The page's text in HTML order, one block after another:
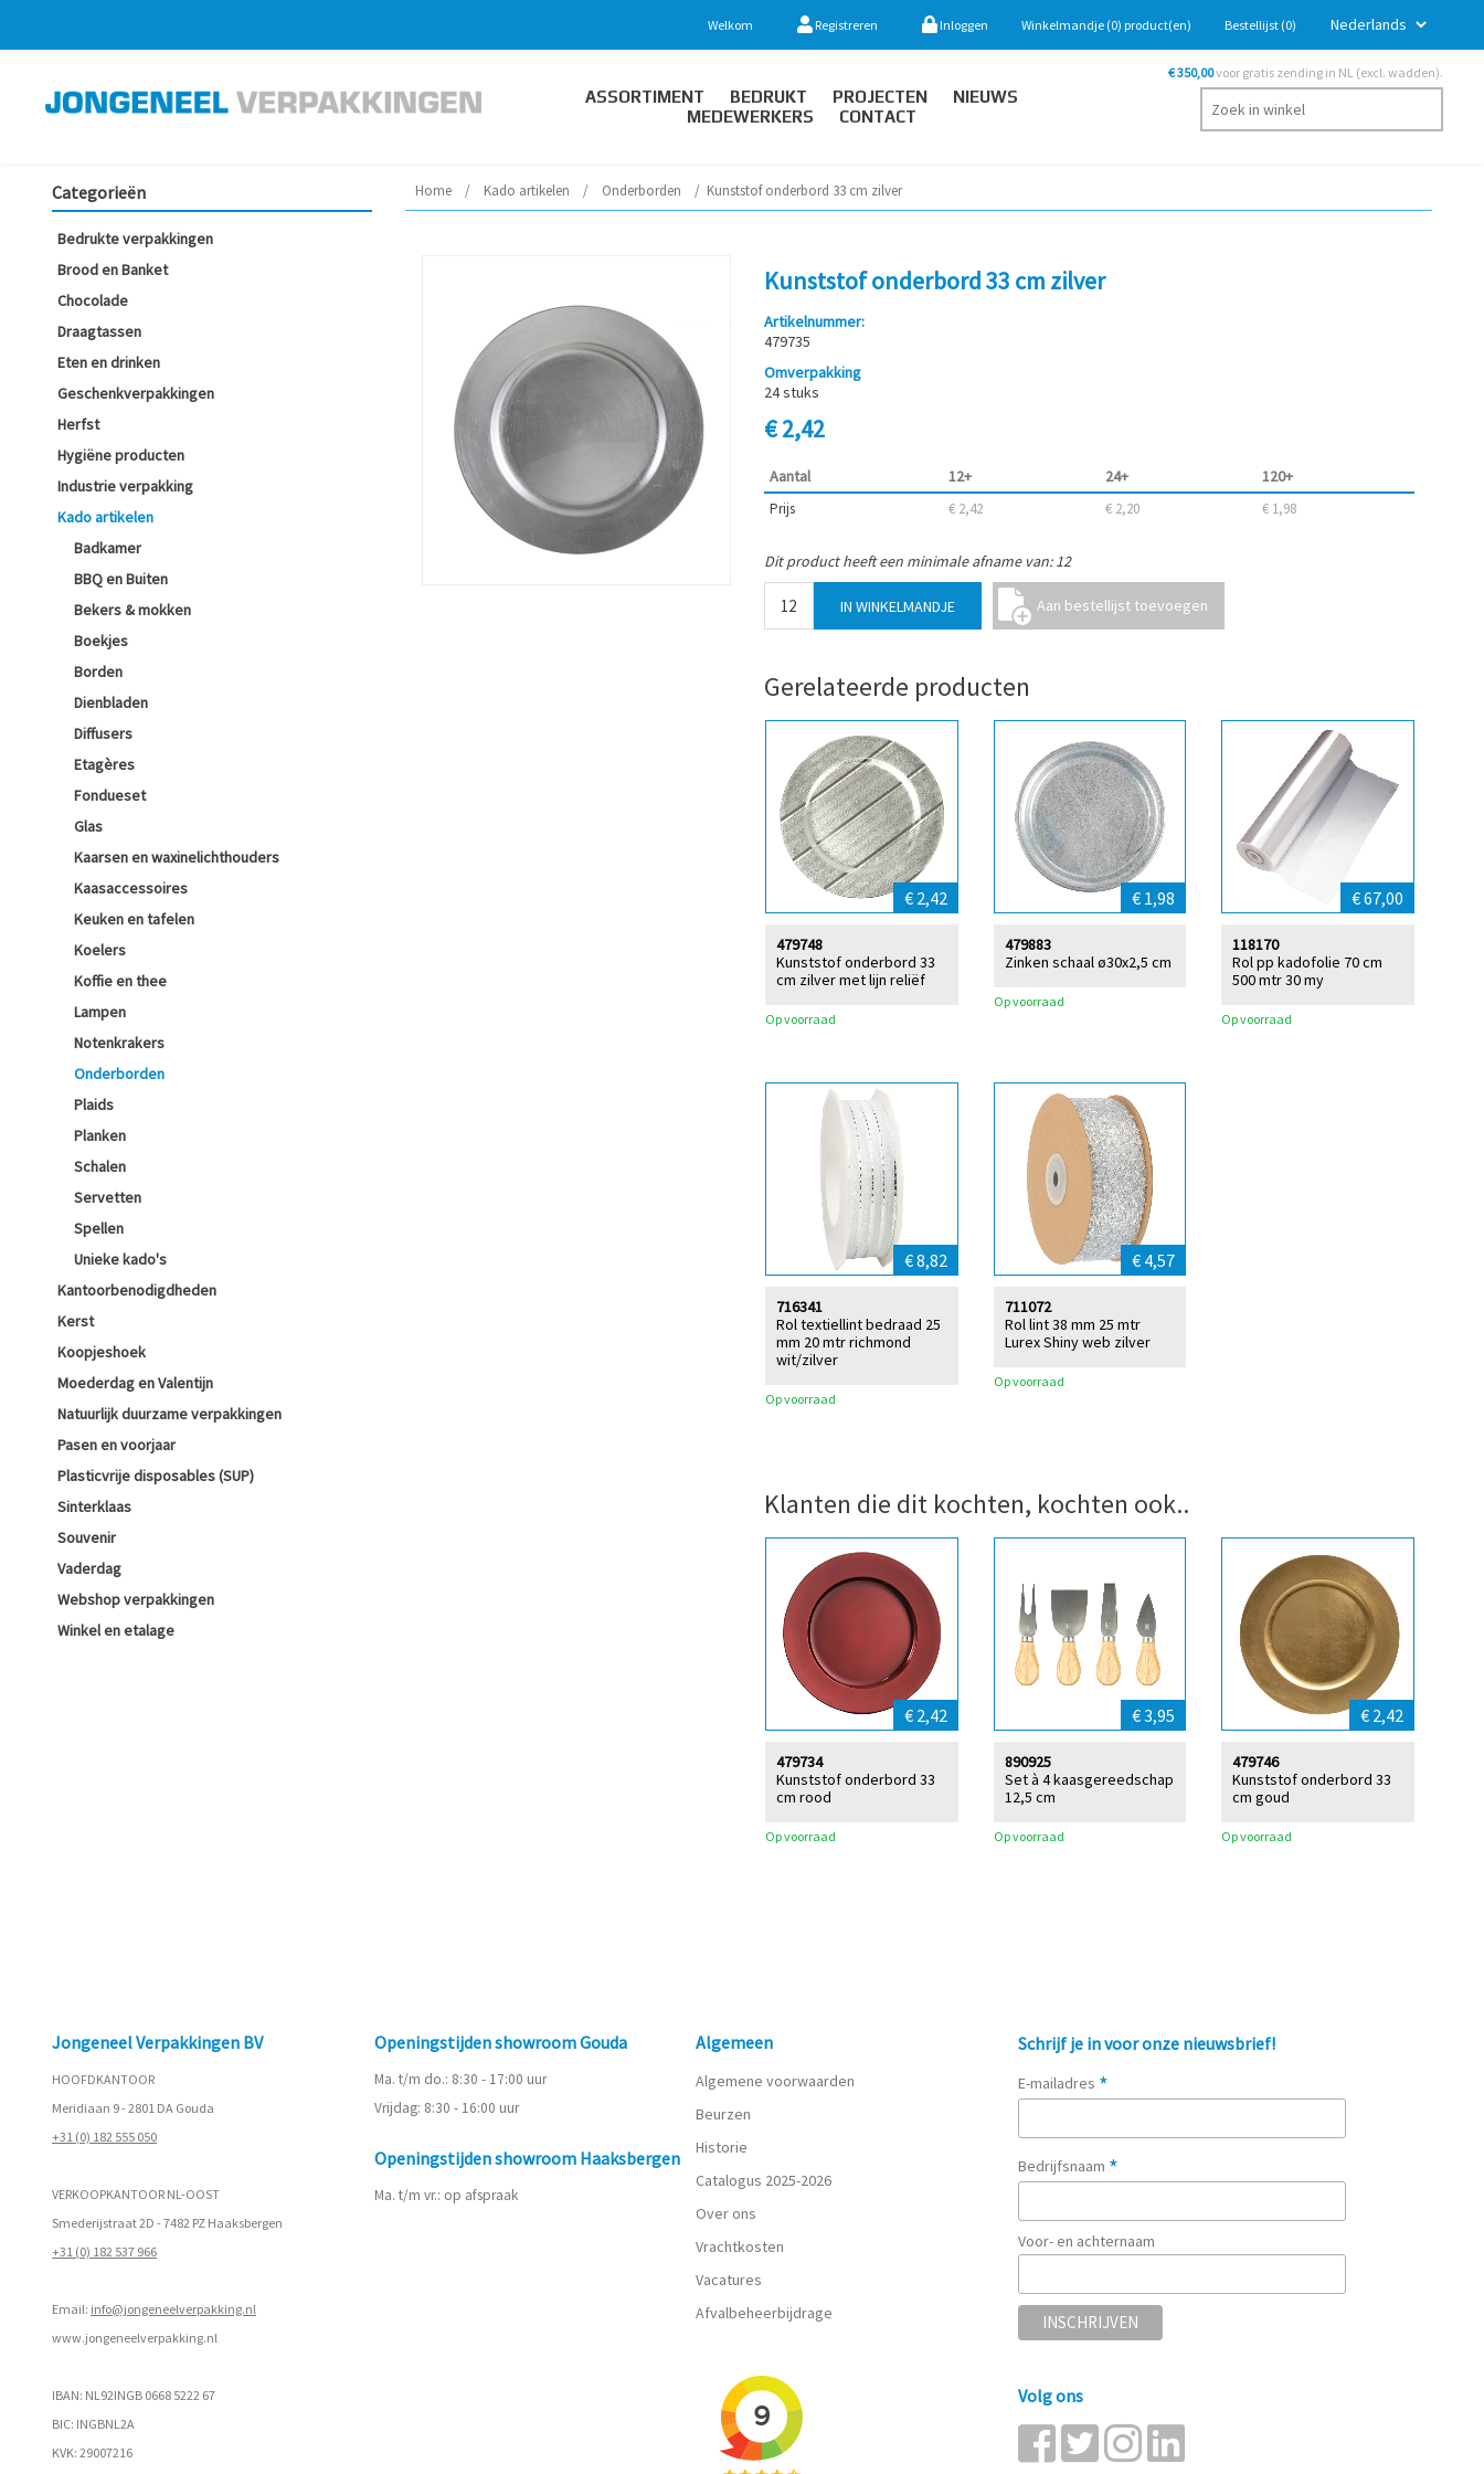
Welkom Registreren Inloggen Winkelmandje (0) product(en) Bestellijst (0)
ASSORTIMENT BEDRUKT PROJECTEN
NIEUWS
MEDEWERKERS
CONTACT
€ 350,00voor gratis zending in NL (excl. wadden).
Categorieën
Bedrukte verpakkingen
Brood en Banket
Chocolade
Draagtassen
Eten en drinken
Geschenkverpakkingen
Herfst
Hygiëne producten
Industrie verpakking
Kado artikelen
Badkamer
BBQ en Buiten
Bekers & mokken
Boekjes
Borden
Dienbladen
Diffusers
Etagères
Fondueset
Glas
Kaarsen en waxinelichthouders
Kaasaccessoires
Keuken en tafelen
Koelers
Koffie en thee
Lampen
Notenkrakers
Onderborden
Plaids
Planken
Schalen
Servetten
Spellen
Unieke kado's
Kantoorbenodigdheden
Kerst
Koopjeshoek
Moederdag en Valentijn
Natuurlijk duurzame verpakkingen
Pasen en voorjaar
Plasticvrije disposables (SUP)
Sinterklaas
Souvenir
Vaderdag
Webshop verpakkingen
Winkel en etalage
Home / Kado artikelen / Onderborden / Kunststof onderbord 33 cm zilver
Kunststof onderbord 33 cm zilver
Artikelnummer:
479735
Omverpakking
24 stuks
€ 2,42
Aantal 12+ 24+ 120+
Prijs € 2,42 € 2,20 € 1,98
Dit product heeft een minimale afname van: 12
Gerelateerde producten
€ 2,42
Kunststof onderbord 33
cm zilver met lijn reliëf
479748
Op voorraad
€ 1,98
Zinken schaal ø30x2,5 cm
479883
Op voorraad
€ 67,00
Rol pp kadofolie 70 cm
500 mtr 30 my
118170
Op voorraad
€ 8,82
Rol textiellint bedraad 25
mm 20 mtr richmond
wit/zilver
716341
Op voorraad
€ 4,57
Rol lint 38 mm 25 mtr
Lurex Shiny web zilver
711072
Op voorraad
Klanten die dit kochten, kochten ook..
€ 2,42
Kunststof onderbord 33
cm rood
479734
Op voorraad
€ 3,95
Set à 4 kaasgereedschap
12,5 cm
890925
Op voorraad
€ 2,42
Kunststof onderbord 33
cm goud
479746
Op voorraad
Jongeneel Verpakkingen BV
HOOFDKANTOOR
Meridiaan 9 - 2801 DA Gouda
+31 (0) 182 555 050
VERKOOPKANTOOR NL-OOST
Smederijstraat 2D - 7482 PZ Haaksbergen
+31 (0) 182 537 966
Email: info@jongeneelverpakking.nl
www.jongeneelverpakking.nl
IBAN: NL92INGB 0668 5222 67
BIC: INGBNL2A
KVK: 29007216
Openingstijden showroom Gouda
Ma. t/m do.: 8:30 - 17:00 uur
Vrijdag: 8:30 - 16:00 uur
Openingstijden showroom Haaksbergen
Ma. t/m vr.: op afspraak
Algemeen
Algemene voorwaarden
Beurzen
Historie
Catalogus 2025-2026
Over ons
Vrachtkosten
Vacatures
Afvalbeheerbijdrage
Schrijf je in voor onze nieuwsbrief!
E-mailadres *
Bedrijfsnaam *
Voor- en achternaam
Volg ons